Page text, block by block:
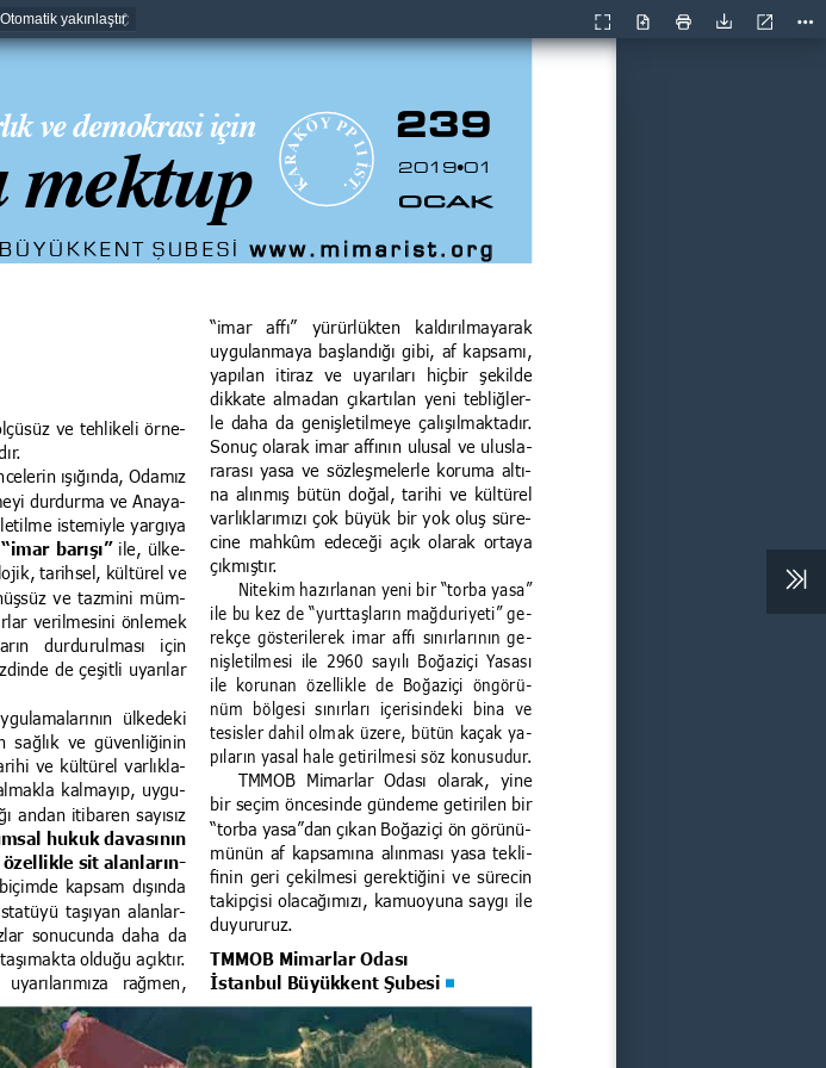
Sunum
Modu
Aç Yazdırİndir
Geçerli
ŞUBESİ www.mimarist.org
ve demokrasi için 239
2019•01
OCAK
ve tehlikeli örne-
ışığında, Odamız
durdurma ve Anaya-
istemiyle yargıya
“imar barışı” ile, ülke-
tarihsel, kültürel ve
ve tazmini müm-
verilmesini önlemek
durdurulması  için
de çeşitli uyarılar
ülkedeki
sağlık ve güvenliğinin
ve kültürel varlıkla-
kalmayıp, uygu-
andan itibaren sayısız
hukuk davasının
özellikle sit alanların-
kapsam dışında
statüyü taşıyan alanlar-
sonucunda daha da
olduğu açıktır.
rağmen,
“imar  affı”  yürürlükten  kaldırılmayarak
uygulanmaya başlandığı gibi, af kapsamı,
yapılan  itiraz  ve  uyarıları  hiçbir  şekilde
dikkate almadan çıkartılan yeni tebliğler-
le daha da genişletilmeye çalışılmaktadır.
Sonuç olarak imar affının ulusal ve ulusla-
rarası yasa ve sözleşmelerle koruma altı-
na alınmış bütün doğal, tarihi ve kültürel
varlıklarımızı çok büyük bir yok oluş süre-
cine mahkûm edeceği açık olarak ortaya
çıkmıştır.
Nitekim hazırlanan yeni bir “torba yasa”
ile bu kez de “yurttaşların mağduriyeti” ge-
rekçe gösterilerek imar affı sınırlarının ge-
nişletilmesi ile 2960 sayılı Boğaziçi Yasası
ile  korunan  özellikle  de  Boğaziçi  öngörü-
nüm  bölgesi  sınırları  içerisindeki  bina  ve
tesisler dahil olmak üzere, bütün kaçak ya-
pıların yasal hale getirilmesi söz konusudur.
TMMOB  Mimarlar  Odası  olarak,  yine
bir seçim öncesinde gündeme getirilen bir
“torba yasa”dan çıkan Boğaziçi ön görünü-
münün af kapsamına alınması yasa tekli-
finin geri çekilmesi gerektiğini ve sürecin
takipçisi olacağımızı,
kamuoyuna saygı ile
duyururuz.
TMMOB Mimarlar Odası
İstanbul Büyükkent Şubesi
g